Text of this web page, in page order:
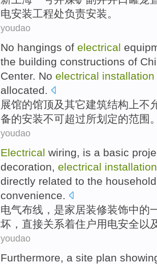
电安装工程处负责安装。
youdao
No hangings of electrical
the building constructions of
Center. No electrical installation
allocated.
展馆的馆顶及其它建筑结构 上不
备的安装不可超过所划定的范围
youdao
Electrical wiring, is a basic
decoration, electrical installation
directly related to the household
convenience.
电气布线 ， 是家居装修装饰中的
坏 ， 直接关系着住户用电安全以
youdao
Furthermore, a site plan